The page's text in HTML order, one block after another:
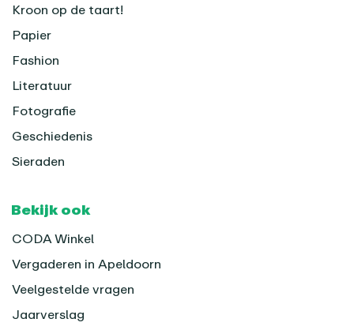
Kroon op de taart!
Papier
Fashion
Literatuur
Fotografie
Geschiedenis
Sieraden
Bekijk ook
CODA Winkel
Vergaderen in Apeldoorn
Veelgestelde vragen
Jaarverslag